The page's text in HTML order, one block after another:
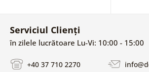
Serviciul Clienți
în zilele lucrătoare Lu-Vi: 10:00 - 15:00
+40 37 710 2270